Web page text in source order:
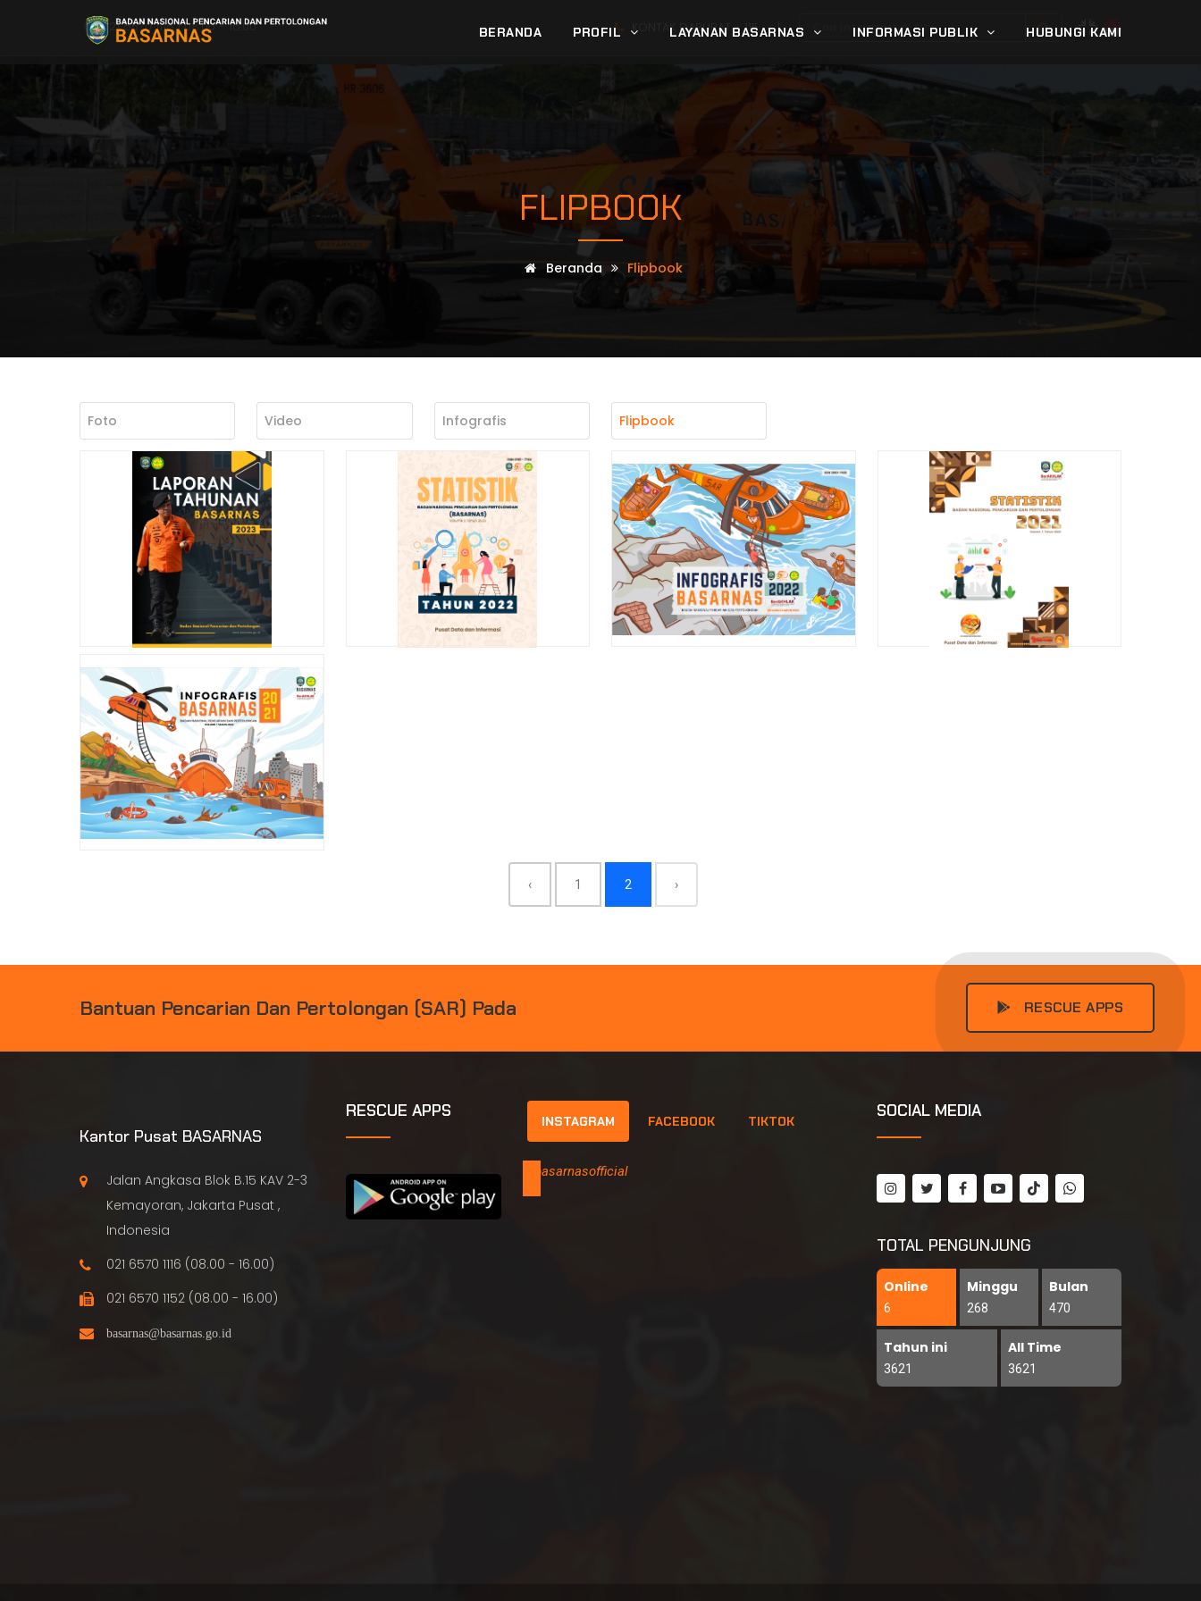
021 6570 1116 | 08.00 - 16.00 KONTAK DARURAT -115 |
BERANDA PROFIL LAYANAN BASARNAS INFORMASI PUBLIK HUBUNGI KAMI
FLIPBOOK
Beranda Flipbook
Foto Video Infografis Flipbook
‹ 1 2 ›
BANTUAN PENCARIAN DAN PERTOLONGAN (SAR) PADA RESCUE APPS
Kantor Pusat BASARNAS
Jalan Angkasa Blok B.15 KAV 2-3
Kemayoran, Jakarta Pusat ,
Indonesia
021 6570 1116 (08.00 - 16.00)
021 6570 1152 (08.00 - 16.00)
RESCUE APPS INSTAGRAM FACEBOOK TIKTOK
@basarnasofficial
SOCIAL MEDIA
TOTAL PENGUNJUNG
Online
6
Minggu
268
Bulan
470
Tahun ini
3621
All Time
3621